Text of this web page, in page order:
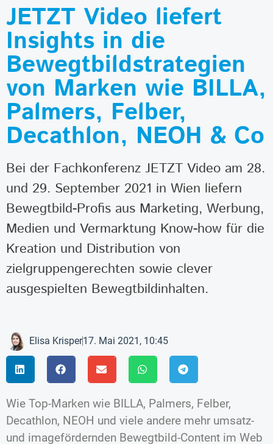
JETZT Video liefert
Insights in die
Bewegtbildstrategien
von Marken wie BILLA,
Palmers, Felber,
Decathlon, NEOH & Co
Bei der Fachkonferenz JETZT Video am 28.
und 29. September 2021 in Wien liefern
Bewegtbild-Profis aus Marketing, Werbung,
Medien und Vermarktung Know-how für die
Kreation und Distribution von
zielgruppengerechten sowie clever
ausgespielten Bewegtbildinhalten.
Elisa Krisper17. Mai 2021, 10:45
Wie Top-Marken wie BILLA, Palmers, Felber,
Decathlon, NEOH und viele andere mehr umsatz-
und imagefördernden Bewegtbild-Content im Web